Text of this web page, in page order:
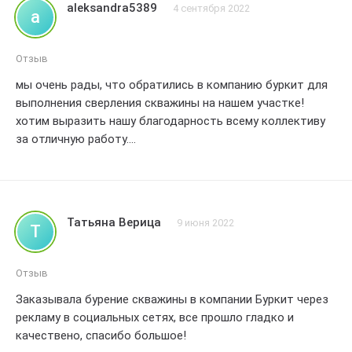
a aleksandra5389 4 сентября 2022
Отзыв
мы очень рады, что обратились в компанию буркит для
выполнения сверления скважины на нашем участке!
хотим выразить нашу благодарность всему коллективу
за отличную работу.
консультацию по всем вопросам, которые нас
интересовали, и четкую информацию о стоимости работ.
когда приехала бригада, мы были приятно удивлены их
никаких следов на нашем участке.они работали
профессионально и с уважением к нашему имуществу.
результаты превзошли наши ожидания! вода, которую
Т Татьяна Верица 9 июня 2022
Отзыв
Заказывала бурение скважины в компании Буркит через
рекламу в социальных сетях, все прошло гладко и
качествено, спасибо большое!